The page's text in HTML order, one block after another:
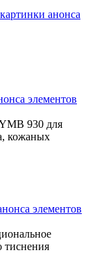
930 для
кожаных
тиснения